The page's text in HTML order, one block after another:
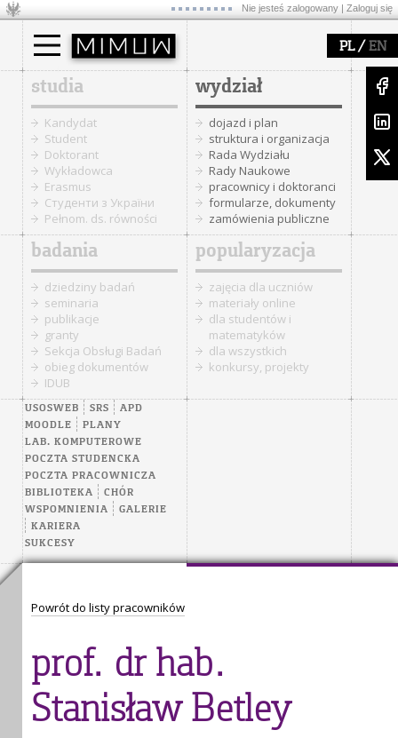
Nie jesteś zalogowany | Zaloguj się
PL/ EN
studia
Kandydat
Student
Doktorant
Wykładowca
Erasmus
Cтуденти з України
Pełnom. ds. równości
wydział
dojazd i plan
struktura i organizacja
Rada Wydziału
Rady Naukowe
pracownicy i doktoranci
formularze, dokumenty
zamówienia publiczne
badania
dziedziny badań
seminaria
publikacje
granty
Sekcja Obsługi Badań
obieg dokumentów
IDUB
popularyzacja
zajęcia dla uczniów
materiały online
dla studentów i
matematyków
dla wszystkich
konkursy, projekty
USOSWEB SRS
APD
MOODLE
PLANY
LAB. KOMPUTEROWE
POCZTA STUDENCKA
POCZTA PRACOWNICZA
BIBLIOTEKA
CHÓR
WSPOMNIENIA
GALERIE
KARIERA
SUKCESY
Powrót do listy pracowników
prof. dr hab.
Stanisław Betley